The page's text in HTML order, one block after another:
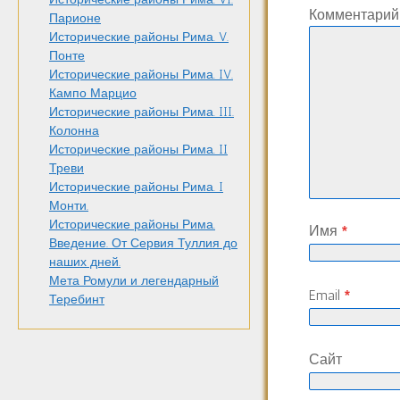
Парионе
Исторические районы Рима. V.
Понте
Исторические районы Рима. IV.
Кампо Марцио
Исторические районы Рима. III.
Колонна
Исторические районы Рима. II
Треви
Исторические районы Рима. I
Монти.
Исторические районы Рима.
Введение. От Сервия Туллия до
наших дней.
Мета Ромули и легендарный
Теребинт
Имя*
Email*
Сайт